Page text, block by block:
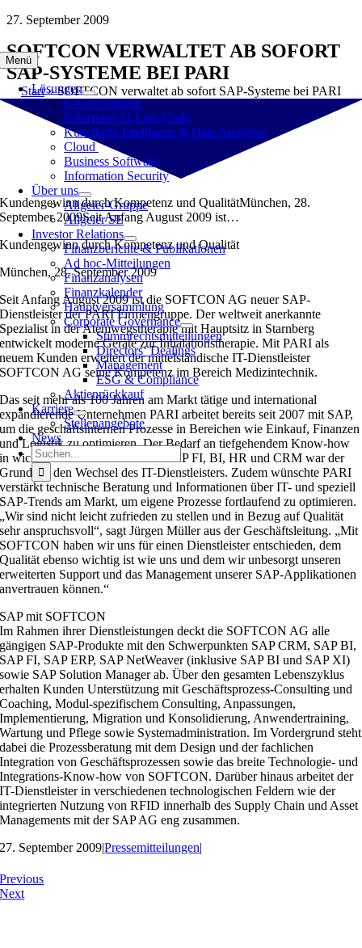
Zum
springen
Menü
Lösungen
E-Government
Enterprise AI Low Code
Künstliche Intelligenz & Data Analytics
Cloud
Business Software
Information Security
Über uns
Allgeier-Gruppe
Allgeier SE
Investor Relations
Finanzberichte & Publikationen
Ad hoc-Mitteilungen
Finanzanalysen
Finanzkalender
Hauptversammlung
Corporate Governance
Stimmrechtsmitteilungen
Directors‘ Dealings
Management
ESG & Compliance
Aktienrückkauf
Karriere
Stellenangebote
News
Suche
nach:
27. September 2009
SOFTCON VERWALTET AB SOFORT
SAP-SYSTEME BEI PARI
Start»SOFTCON verwaltet ab sofort SAP-Systeme bei PARI
Kundengewinn durch Kompetenz und QualitätMünchen, 28.
September 2009Seit Anfang August 2009 ist…
Kundengewinn durch Kompetenz und Qualität
München, 28. September 2009
Seit Anfang August 2009 ist die SOFTCON AG neuer SAP-
Dienstleister der PARI Firmengruppe. Der weltweit anerkannte
Spezialist in der Atemwegstherapie mit Hauptsitz in Starnberg
entwickelt moderne Geräte zur Inhalationstherapie. Mit PARI als
neuem Kunden erweitert der mittelständische IT-Dienstleister
SOFTCON AG seine Kompetenz im Bereich Medizintechnik.
Das seit mehr als 100 Jahren am Markt tätige und international
expandierende Unternehmen PARI arbeitet bereits seit 2007 mit SAP,
um die geschäftsinternen Prozesse in Bereichen wie Einkauf, Finanzen
und Logistik zu optimieren. Der Bedarf an tiefgehendem Know-how
in wichtigen SAP-Modulen wie SAP FI, BI, HR und CRM war der
Grund für den Wechsel des IT-Dienstleisters. Zudem wünschte PARI
verstärkt technische Beratung und Informationen über IT- und speziell
SAP-Trends am Markt, um eigene Prozesse fortlaufend zu optimieren.
„Wir sind nicht leicht zufrieden zu stellen und in Bezug auf Qualität
sehr anspruchsvoll“, sagt Jürgen Müller aus der Geschäftsleitung. „Mit
SOFTCON haben wir uns für einen Dienstleister entschieden, dem
Qualität ebenso wichtig ist wie uns und dem wir unbesorgt unseren
erweiterten Support und das Management unserer SAP-Applikationen
anvertrauen können.“
SAP mit SOFTCON
Im Rahmen ihrer Dienstleistungen deckt die SOFTCON AG alle
gängigen SAP-Produkte mit den Schwerpunkten SAP CRM, SAP BI,
SAP FI, SAP ERP, SAP NetWeaver (inklusive SAP BI und SAP XI)
sowie SAP Solution Manager ab. Über den gesamten Lebenszyklus
erhalten Kunden Unterstützung mit Geschäftsprozess-Consulting und
Coaching, Modul-spezifischem Consulting, Anpassungen,
Implementierung, Migration und Konsolidierung, Anwendertraining,
Wartung und Pflege sowie Systemadministration. Im Vordergrund steht
dabei die Prozessberatung mit dem Design und der fachlichen
Integration von Geschäftsprozessen sowie das breite Technologie- und
Integrations-Know-how von SOFTCON. Darüber hinaus arbeitet der
IT-Dienstleister in verschiedenen technologischen Feldern wie der
integrierten Nutzung von RFID innerhalb des Supply Chain und Asset
Managements mit der SAP AG eng zusammen.
27. September 2009|Pressemitteilungen|
Previous
Next